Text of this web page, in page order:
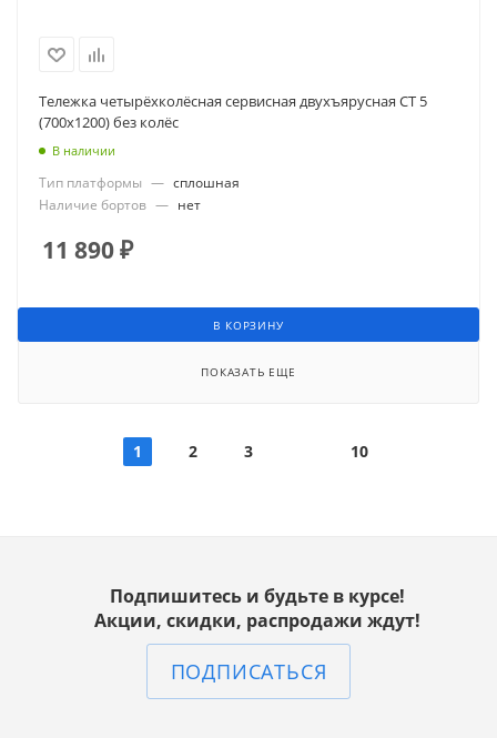
Тележка четырёхколёсная сервисная двухъярусная СТ 5
(700х1200) без колёс
В наличии
Тип платформы — сплошная
Наличие бортов — нет
11 890₽
В КОРЗИНУ
ПОКАЗАТЬ ЕЩЕ
1 2 3 10
Подпишитесь и будьте в курсе!
Акции, скидки, распродажи ждут!
ПОДПИСАТЬСЯ